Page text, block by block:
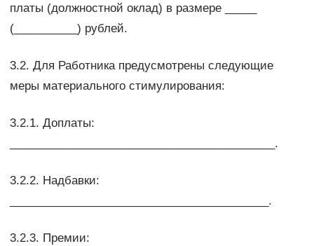
платы (должностной оклад) в размере _____
(__________) рублей.
3.2. Для Работника предусмотрены следующие
меры материального стимулирования:
3.2.1. Доплаты:
__________________________________________.
3.2.2. Надбавки:
_________________________________________.
3.2.3. Премии: